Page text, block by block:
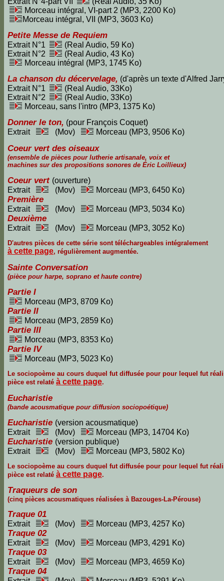
Morceau intégral, VI-part 2 (MP3, 2200 Ko)
Morceau intégral, VII (MP3, 3603 Ko)
Petite Messe de Requiem
Extrait N°1
(Real Audio, 59 Ko)
Extrait N°2
(Real Audio, 43 Ko)
Morceau intégral (MP3, 1745 Ko)
La chanson du décervelage, (d'après un texte d'Alfred
Extrait N°1
(Real Audio, 33Ko)
Extrait N°2
(Real Audio, 33Ko)
Morceau, sans l'intro (MP3, 1375 Ko)
Donner le ton, (pour François Coquet)
Extrait
(Mov) Morceau (MP3, 9506 Ko)
Coeur vert des oiseaux
(ensemble de pièces pour lutherie artisanale, voix et
machines sur des propositions sonores de Éric Loillieux)
Coeur vert (ouverture)
Extrait
(Mov) Morceau (MP3, 6450 Ko)
Première
Extrait (Mov) Morceau (MP3, 5034 Ko)
Deuxième
Extrait (Mov) Morceau (MP3, 3052 Ko)
D'autres pièces de cette série sont téléchargeables intégralement
à cette page, régulièrement augmentée.
Sainte Conversation
(pièce pour harpe, soprano et haute contre)
Partie I
Morceau (MP3, 8709 Ko)
Partie II
Morceau (MP3, 2859 Ko)
Partie III
Morceau (MP3, 8353 Ko)
Partie IV
Morceau (MP3, 5023 Ko)
Le sociopoème au cours duquel fut diffusée pour pour lequel fut
pièce est relaté à cette page.
Eucharistie
(bande acousmatique pour diffusion sociopoétique)
Eucharistie (version acousmatique)
Extrait
(Mov) Morceau (MP3, 14704 Ko)
Eucharistie (version publique)
Extrait
(Mov) Morceau (MP3, 5802 Ko)
Le sociopoème au cours duquel fut diffusée pour pour lequel fut
pièce est relaté à cette page.
Traqueurs de son
(cinq pièces acousmatiques réalisées à Bazouges-La-Pérouse)
Traque 01
Extrait (Mov) Morceau (MP3, 4257 Ko)
Traque 02
Extrait (Mov) Morceau (MP3, 4291 Ko)
Traque 03
Extrait (Mov) Morceau (MP3, 4659 Ko)
Traque 04